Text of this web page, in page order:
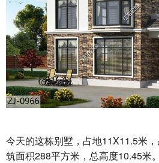
今天的这栋别墅，占地11X11.5米
筑面积288平方米，总高度10.45米。